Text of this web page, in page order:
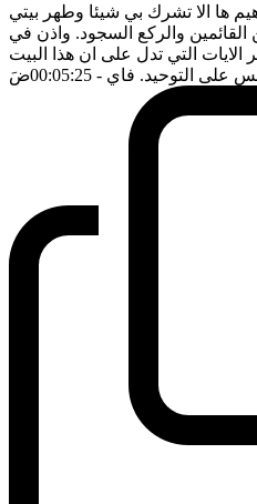
ها الا تشرك بي شيئا وطهر بيتي
القائمين والركع السجود. واذن في
الايات التي تدل على ان هذا البيت
على التوحيد. فاي - 00:05:25 ضَ